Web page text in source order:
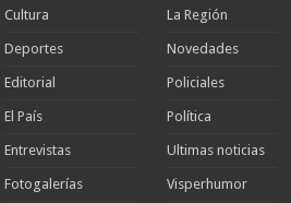
Cultura
Deportes
Editorial
El País
Entrevistas
Fotogalerías
La Región
Novedades
Policiales
Política
Ultimas noticias
Visperhumor